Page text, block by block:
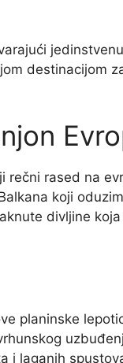
destinacijom
rečni rased na
koji
divljine
planinske
i laganih